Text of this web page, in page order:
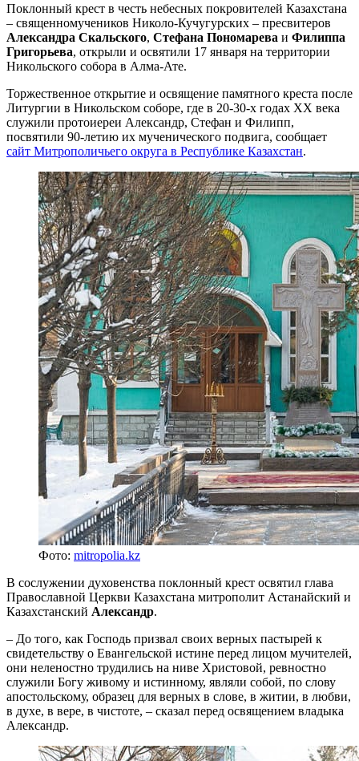
Поклонный крест в честь небесных покровителей Казахстана
– священномучеников Николо-Кучугурских – пресвитеров
Александра Скальского, Стефана Пономарева и Филиппа
Григорьева, открыли и освятили 17 января на территории
Никольского собора в Алма-Ате.
Торжественное открытие и освящение памятного креста после
Литургии в Никольском соборе, где в 20-30-х годах ХХ века
служили протоиереи Александр, Стефан и Филипп,
посвятили 90-летию их мученического подвига, сообщает
сайт Митрополичьего округа в Республике Казахстан.
Фото: mitropolia.kz
В сослужении духовенства поклонный крест освятил глава
Православной Церкви Казахстана митрополит Астанайский и
Казахстанский Александр.
– До того, как Господь призвал своих верных пастырей к
свидетельству о Евангельской истине перед лицом мучителей,
они неленостно трудились на ниве Христовой, ревностно
служили Богу живому и истинному, являли собой, по слову
апостольскому, образец для верных в слове, в житии, в любви,
в духе, в вере, в чистоте, – сказал перед освящением владыка
Александр.